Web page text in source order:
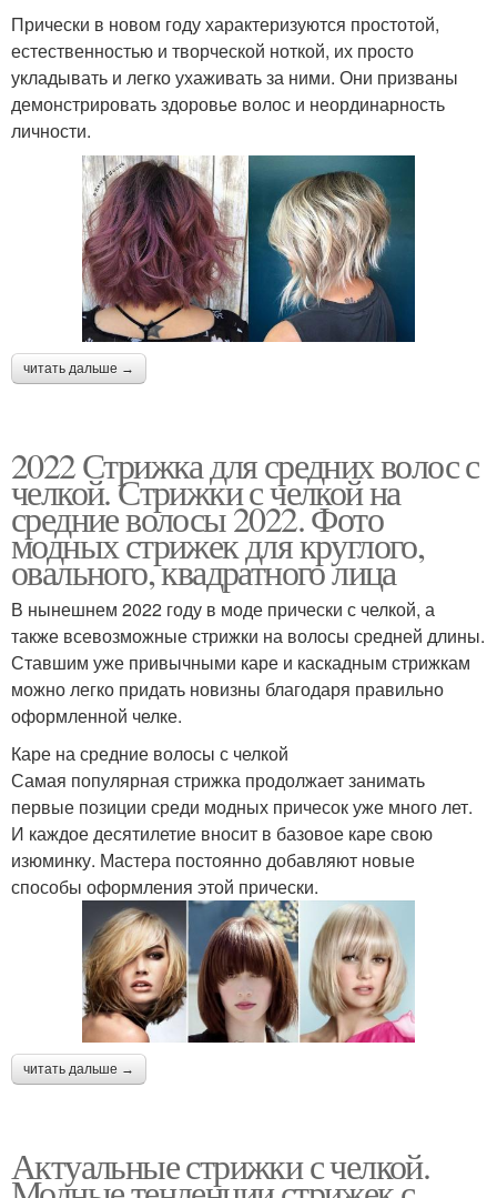
Прически в новом году характеризуются простотой,
естественностью и творческой ноткой, их просто
укладывать и легко ухаживать за ними. Они призваны
демонстрировать здоровье волос и неординарность
личности.
читать дальше →
2022 Стрижка для средних волос с
челкой. Стрижки с челкой на
средние волосы 2022. Фото
модных стрижек для круглого,
овального, квадратного лица
В нынешнем 2022 году в моде прически с челкой, а
также всевозможные стрижки на волосы средней длины.
Ставшим уже привычными каре и каскадным стрижкам
можно легко придать новизны благодаря правильно
оформленной челке.
Каре на средние волосы с челкой
Самая популярная стрижка продолжает занимать
первые позиции среди модных причесок уже много лет.
И каждое десятилетие вносит в базовое каре свою
изюминку. Мастера постоянно добавляют новые
способы оформления этой прически.
читать дальше →
Актуальные стрижки с челкой.